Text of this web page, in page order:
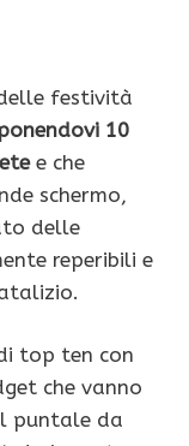
festività
10
e che
schermo,
delle
reperibili e
top ten con
che vanno
puntale da